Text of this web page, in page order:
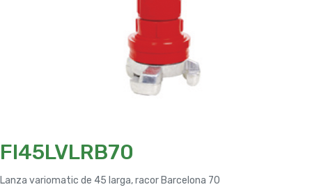
FI45LVLRB70
Lanza variomatic de 45 larga, racor Barcelona 70